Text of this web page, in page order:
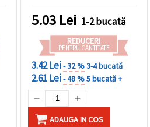
bandă și bijuterii
handmade
5.03 Lei 1-2 bucată
REDUCERI
PENTRU CANTITATE
3.42 Lei- 32 %3-4 bucată
2.61 Lei- 48 %5 bucată +
ADAUGA IN COS